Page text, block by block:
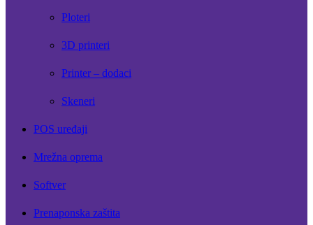
Ploteri
3D printeri
Printer – dodaci
Skeneri
POS uređaji
Mrežna oprema
Softver
Prenaponska zaštita